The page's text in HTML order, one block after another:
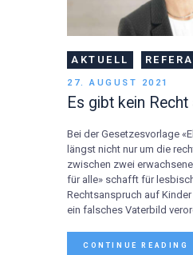
AKTUELL
27. AUGUST 2021
Es gibt kein
Bei der Gesetzesvorlage
längst nicht nur um die
zwischen zwei
für alle» schafft für
Rechtsanspruch auf
ein falsches Vaterbild
CONTINUE READING